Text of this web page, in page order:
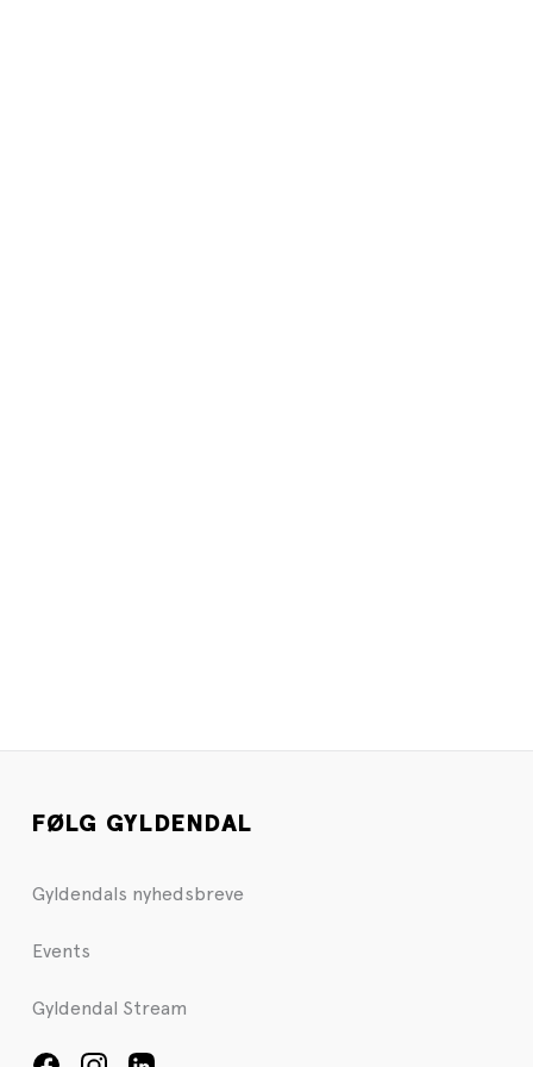
FØLG GYLDENDAL
Gyldendals nyhedsbreve
Events
Gyldendal Stream